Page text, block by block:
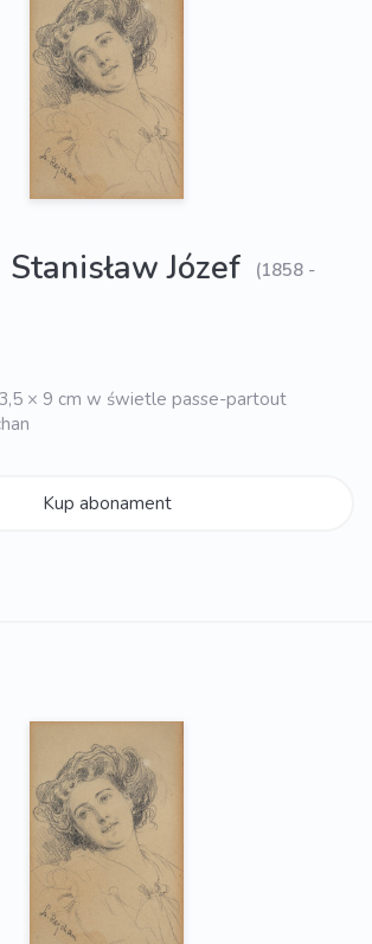
Stanisław Józef
(1858 -
× 9 cm w świetle passe-partout
Kup abonament